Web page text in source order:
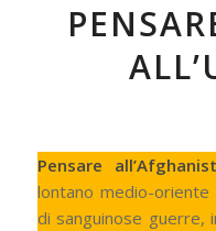
Pensare
lontano medio-
di sanguinose guerre,